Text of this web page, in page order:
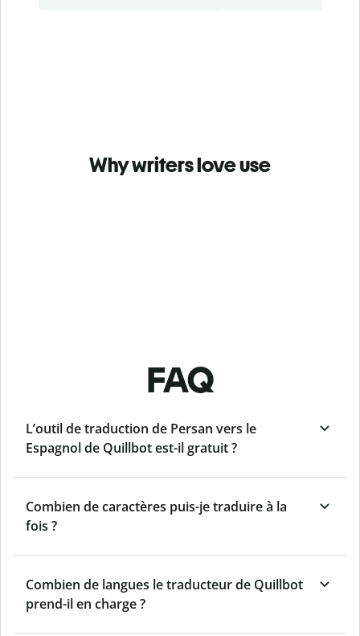
Why writers love use
FAQ
L’outil de traduction de Persan vers le
Espagnol de Quillbot est-il gratuit ?
Combien de caractères puis-je traduire à la
fois ?
Combien de langues le traducteur de Quillbot
prend-il en charge ?